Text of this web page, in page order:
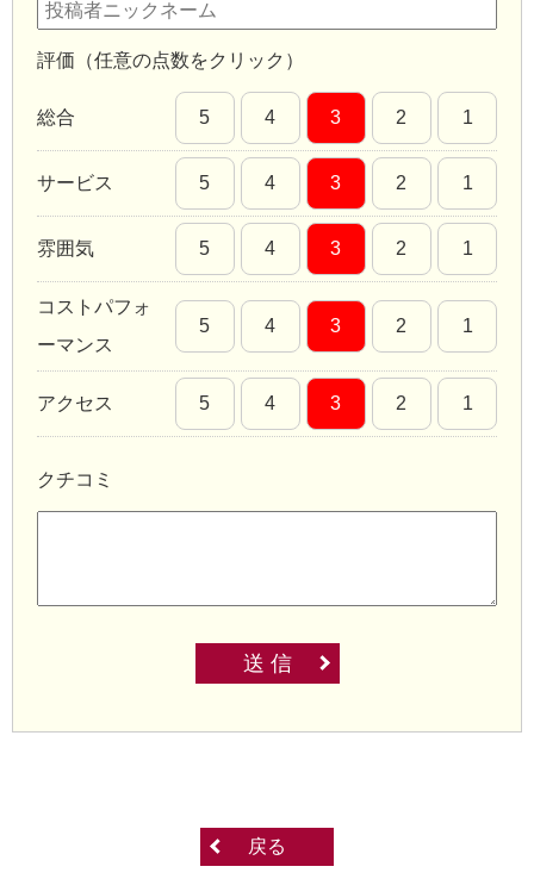
評価（任意の点数をクリック）
総合 5 4 3 2 1
サービス 5 4 3 2 1
雰囲気 5 4 3 2 1
コストパフォ
ーマンス
5 4 3 2 1
アクセス 5 4 3 2 1
クチコミ
送 信
戻る